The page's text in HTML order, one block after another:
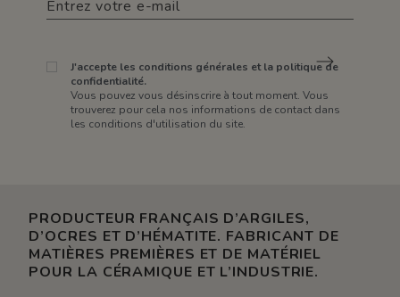
J'accepte les conditions générales et la politique de
confidentialité.
Vous pouvez vous désinscrire à tout moment. Vous
trouverez pour cela nos informations de contact dans
les conditions d'utilisation du site.
PRODUCTEUR FRANÇAIS D’ARGILES,
D’OCRES ET D’HÉMATITE. FABRICANT DE
MATIÈRES PREMIÈRES ET DE MATÉRIEL
POUR LA CÉRAMIQUE ET L’INDUSTRIE.